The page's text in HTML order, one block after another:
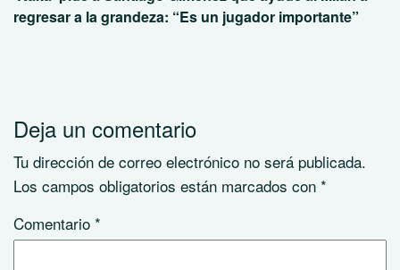
regresar a la grandeza: “Es un jugador importante”
Deja un comentario
Tu dirección de correo electrónico no será publicada.
Los campos obligatorios están marcados con *
Comentario *